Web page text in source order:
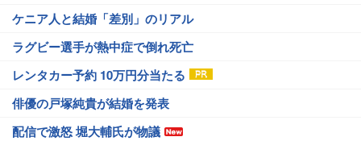
ケニア人と結婚「差別」のリアル
ラグビー選手が熱中症で倒れ死亡
レンタカー予約 10万円分当たる
俳優の戸塚純貴が結婚を発表
配信で激怒 堀大輔氏が物議